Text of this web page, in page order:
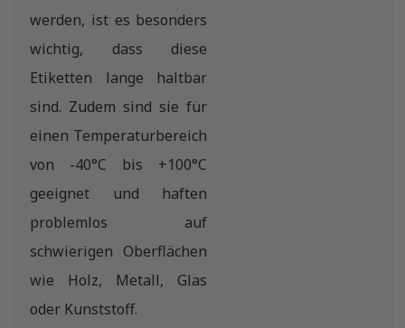
werden, ist es besonders
wichtig, dass diese
Etiketten lange haltbar
sind. Zudem sind sie für
einen Temperaturbereich
von -40°C bis +100°C
geeignet und haften
problemlos auf
schwierigen Oberflächen
wie Holz, Metall, Glas
oder Kunststoff.